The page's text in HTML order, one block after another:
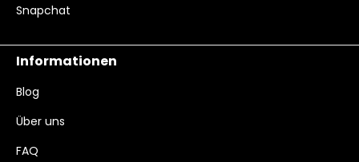
Snapchat
Informationen
Blog
Über uns
FAQ